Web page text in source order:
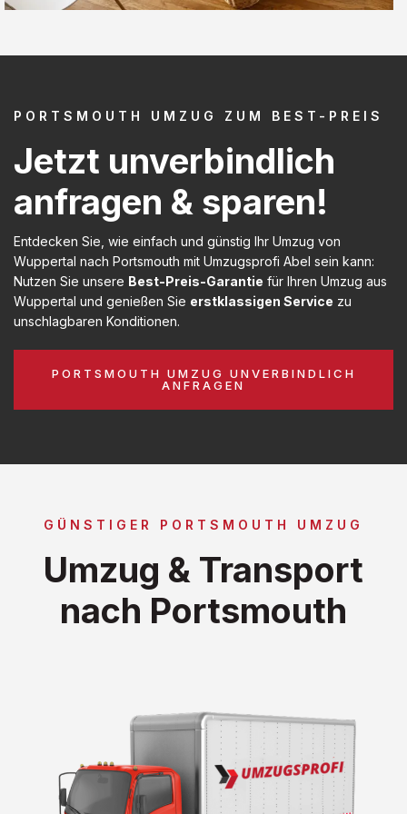
PORTSMOUTH UMZUG ZUM BEST-PREIS
Jetzt unverbindlich
anfragen & sparen!
Entdecken Sie, wie einfach und günstig Ihr Umzug von
Wuppertal nach Portsmouth mit Umzugsprofi Abel sein kann:
Nutzen Sie unsere Best-Preis-Garantie für Ihren Umzug aus
Wuppertal und genießen Sie erstklassigen Service zu
unschlagbaren Konditionen.
PORTSMOUTH UMZUG UNVERBINDLICH
ANFRAGEN
GÜNSTIGER PORTSMOUTH UMZUG
Umzug & Transport
nach Portsmouth